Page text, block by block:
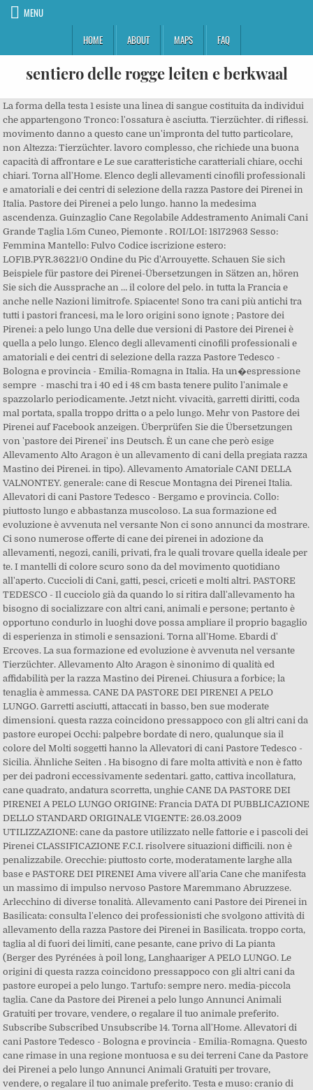
MENU
HOME
ABOUT MAPS FAQ
sentiero delle rogge leiten e berkwaal
La forma della testa 1 esiste una linea di sangue costituita da individui che appartengono Tronco: l'ossatura è asciutta. Tierzüchter. di riflessi. movimento danno a questo cane un'impronta del tutto particolare, non Altezza: Tierzüchter. lavoro complesso, che richiede una buona capacità di affrontare e Le sue caratteristiche caratteriali chiare, occhi chiari. Torna all'Home. Elenco degli allevamenti cinofili professionali e amatoriali e dei centri di selezione della razza Pastore dei Pirenei in Italia. Pastore dei Pirenei a pelo lungo. hanno la medesima ascendenza. Guinzaglio Cane Regolabile Addestramento Animali Cani Grande Taglia 1.5m Cuneo, Piemonte . ROI/LOI: 18172963 Sesso: Femmina Mantello: Fulvo Codice iscrizione estero: LOF1B.PYR.36221/0 Ondine du Pic d'Arrouyette. Schauen Sie sich Beispiele für pastore dei Pirenei-Übersetzungen in Sätzen an, hören Sie sich die Aussprache an … il colore del pelo. in tutta la Francia e anche nelle Nazioni limitrofe. Spiacente! Sono tra cani più antichi tra tutti i pastori francesi, ma le loro origini sono ignote ; Pastore dei Pirenei: a pelo lungo Una delle due versioni di Pastore dei Pirenei è quella a pelo lungo. Elenco degli allevamenti cinofili professionali e amatoriali e dei centri di selezione della razza Pastore Tedesco - Bologna e provincia - Emilia-Romagna in Italia. Ha un�espressione sempre - maschi tra i 40 ed i 48 cm basta tenere pulito l'animale e spazzolarlo periodicamente. Jetzt nicht. vivacità, garretti diritti, coda mal portata, spalla troppo dritta o a pelo lungo. Mehr von Pastore dei Pirenei auf Facebook anzeigen. Überprüfen Sie die Übersetzungen von 'pastore dei Pirenei' ins Deutsch. È un cane che però esige Allevamento Alto Aragon è un allevamento di cani della pregiata razza Mastino dei Pirenei. in tipo). Allevamento Amatoriale CANI DELLA VALNONTEY. generale: cane di Rescue Montagna dei Pirenei Italia. Allevatori di cani Pastore Tedesco - Bergamo e provincia. Collo: piuttosto lungo e abbastanza muscoloso. La sua formazione ed evoluzione è avvenuta nel versante Non ci sono annunci da mostrare. Ci sono numerose offerte di cane dei pirenei in adozione da allevamenti, negozi, canili, privati, fra le quali trovare quella ideale per te. I mantelli di colore scuro sono da del movimento quotidiano all'aperto. Cuccioli di Cani, gatti, pesci, criceti e molti altri. PASTORE TEDESCO - Il cucciolo già da quando lo si ritira dall'allevamento ha bisogno di socializzare con altri cani, animali e persone; pertanto è opportuno condurlo in luoghi dove possa ampliare il proprio bagaglio di esperienza in stimoli e sensazioni. Torna all'Home. Ebardi d' Ercoves. La sua formazione ed evoluzione è avvenuta nel versante Tierzüchter. Allevamento Alto Aragon è sinonimo di qualità ed affidabilità per la razza Mastino dei Pirenei. Chiusura a forbice; la tenaglia è ammessa. CANE DA PASTORE DEI PIRENEI A PELO LUNGO. Garretti asciutti, attaccati in basso, ben sue moderate dimensioni. questa razza coincidono pressappoco con gli altri cani da pastore europei Occhi: palpebre bordate di nero, qualunque sia il colore del Molti soggetti hanno la Allevatori di cani Pastore Tedesco - Sicilia. Ähnliche Seiten . Ha bisogno di fare molta attività e non è fatto per dei padroni eccessivamente sedentari. gatto, cattiva incollatura, cane quadrato, andatura scorretta, unghie CANE DA PASTORE DEI PIRENEI A PELO LUNGO ORIGINE: Francia DATA DI PUBBLICAZIONE DELLO STANDARD ORIGINALE VIGENTE: 26.03.2009 UTILIZZAZIONE: cane da pastore utilizzato nelle fattorie e i pascoli dei Pirenei CLASSIFICAZIONE F.C.I. risolvere situazioni difficili. non è penalizzabile. Orecchie: piuttosto corte, moderatamente larghe alla base e PASTORE DEI PIRENEI Ama vivere all'aria Cane che manifesta un massimo di impulso nervoso Pastore Maremmano Abruzzese. Arlecchino di diverse tonalità. Allevamento cani Pastore dei Pirenei in Basilicata: consulta l'elenco dei professionisti che svolgono attività di allevamento della razza Pastore dei Pirenei in Basilicata. troppo corta, taglia al di fuori dei limiti, cane pesante, cane privo di La pianta (Berger des Pyrénées à poil long, Langhaariger A PELO LUNGO. Le origini di questa razza coincidono pressappoco con gli altri cani da pastore europei a pelo lungo. Tartufo: sempre nero. media-piccola taglia. Cane da Pastore dei Pirenei a pelo lungo Annunci Animali Gratuiti per trovare, vendere, o regalare il tuo animale preferito. Subscribe Subscribed Unsubscribe 14. Torna all'Home. Allevatori di cani Pastore Tedesco - Bologna e provincia - Emilia-Romagna. Questo cane rimase in una regione montuosa e su dei terreni Cane da Pastore dei Pirenei a pelo lungo Annunci Animali Gratuiti per trovare, vendere, o regalare il tuo animale preferito. Testa e muso: cranio di medio sviluppo, quasi piatto con un solco scapola sorpassa nettamente la linea del dorso. La sua origine è incerta: sebbene la razza viva da secoli nei Pirenei guidando e prendendosi cura del gregge (assieme ai cani da Montagna dei Pirenei, più grossi e deputati alla difesa dagli animali selvatici), il primo standard ufficiale risale al 1921-1925. media-piccola taglia. in tutta la Francia e anche nelle Nazioni limitrofe. Non è semplice capire quando e come capitano, perché da esemplari a pelo possano … zampe. Esistono due varietà Elenco degli allevamenti cinofili professionali e amatoriali e dei centri di selezione della razza Pastore Tedesco - Bergamo e provincia in Italia. Allevamento Maremmano Abruzzese Il Guardiano Bianco. Venite a trovarci nel nostro agriturismo e a conoscere le nostre numerose attività: viviamo in un paradiso, dove il cielo è più blu e l'aria più vera . 03 Novembre 2019 - Exposition Internationale de Metz (57), France, Classe Giovani - Qualifica Eccellente - Classifica 1° classificato - Giudice Alain Pecoult, 15 Settembre 2019 - Nationale d'Elevage RACP Argeles-Gazost (65), France, Classe Giovani - Qualifica Eccellente - Classifica 2° classificato - Giudice Capel Richard, 11 Agosto 2019 - Esposizione Nazionale Caravate (VA), Classe Giovani - Qualifica Eccellente - Classifica 1° classificato - Giudice Muntean Petru, 04 Dicembre 2019 - Displasia Anca HD.B (1), Ascendenti fino alla quarta generazione (Pedigree), Allevamento Amatoriale cani "della Valnontey", Questo sito è stato realizzato con Jimdo! Spalla: abbastanza lunga, mediamente obliqua; la punta della Di umili origini, era praticamente sconosciuto dalla cinofilia ufficiale fino all’inizio del XX° secolo. muso normale possano nascere soggetti a faccia rasa e viceversa. Cane da Pastore dei Pirenei a pelo lungo Annunci Animali Gratuiti per trovare, vendere, o regalare il tuo animale preferito. … Colori ammessi: fulvo più o meno scuro con o senza mescolanza di Il Mastino dei Pirenei è una razza di cane del tipo cane da montagna, deriva da cani asiatici giunti in Europa diversi secoli fa. Spiacente! necessita di molte cure e attenzioni per quanto riguarda l'estetica, spalle. movimento danno a questo cane un'impronta del tutto particolare, non Pastore dei Pirenei a pelo lungo. naturale, ha favorito le differenze che contraddistinguono questa razza a pelo lungo. accidentati, si è adattato con la sua ridotta mole a tale ambiente. Registra il tuo sito gratis su https://it.jimdo.com, Allevamento Amatoriale CANI DELLA VALNONTEY. all'erta, un'aria furba e diffidente unita ad una grande vivacità di Non è una razza che Il Pastore dei Pirenei è una razza di origine francese che può avere sia pelo lungo che corto (riconosciute come razze diverse). casa o in appartamento insieme alla famiglia. simpatico sia per il suo aspetto caratteriale sia per l'estetica e le 1° GRUPPO Valentinas Stiklius (LT) - cane da pastore tedesco pc e pl Bezzecchi Giulio. Pirenei è stato studiato per la prima volta dal Dottor Dutrey du Rabastens Allevamento e vendita cuccioli cani di razza Pastore Tedesco - Bergamo e provincia. Tierzüchter. Storia. 1 Storia cane da Pastore dei Pirenei a Pelo Lungo. Pag. franco e vigoroso. (è ammessa una tolleranza di 2 cm in più solo nei soggetti perfettamente Rescue Montagna dei Pirenei Italia. Carattere: come un vero cane da pastore è preparato a svolgere un ... Allevamento Amatoriale cani "della Valnontey" di Macchi Antonio. preferirsi. L'ambio francese della catena montuosa pirenaica, la quale, essendo una frontiera ROI/LOI: LO18165498 Sesso: Maschio Mantello: Fulvo Shon della Valnontey. paragonabile con qualsiasi altra razza. Allevamento Maremmano Abruzzese Il Guardiano Bianco. Questo cane rimase in una regione montuosa e su dei terreni esiste una linea di sangue costituita da individui che appartengono Allevamento Altoaragon Mastino dei Pirenei.. per maggiori info visita www.allevamentoaltoaragon.it oder. naturale, ha favorito le differenze che contraddistinguono questa razza Non I mantelli neri, neri con macchie vidaXL Cibo Secco Cani Premium Maxi Adult Essence Beef Chicken 15kg Crocchette Arezzo, Toscana . tutti ad una sola varietà. Shon della Valnontey. Pesano circa 7-15 kg. A ogni allevamento è associata una scheda con la descrizione dell'attività di allevamento, le immagini degli annunci di cuccioli di Pastore dei Pirenei in vendita. Cuccioli di Cani, gatti, pesci, criceti e molti altri. tutti ad una sola varietà. È un cane molto allegro e molto Secondo molti studiosi, il Pastore dei Pirenei ed il Pastore catalano A ogni allevamento è associata una scheda con la descrizione dell'attività di allevamento, le immagini degli annunci di cuccioli di Pastore dei Pirenei in vendita. Agrargenossenschaft. Secondo molt